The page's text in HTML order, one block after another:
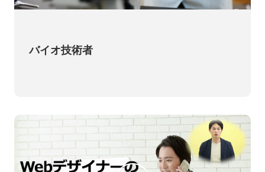
バイオ技術者